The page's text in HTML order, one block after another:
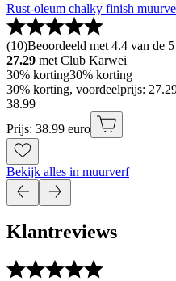
Rust-oleum chalky finish
(10)Beoordeeld met 4.4 van de
27.29 met Club Karwei
30% korting30% korting
30% korting, voordeelprijs:
38.99
Prijs: 38.99 euro
Bekijk alles in muurverf
Klantreviews